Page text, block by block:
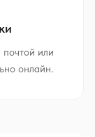
или
онлайн.